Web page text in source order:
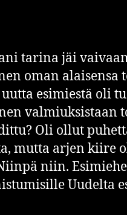
tarina jäi
oman alaisensa
esimiestä oli
valmiuksistaan
Oli ollut
mutta arjen kiire
niin.
Uudelta